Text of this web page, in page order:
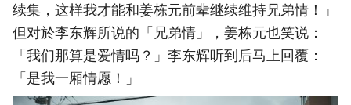
续集，这样我才能和姜栋元前辈继续维持兄弟情！」
但对於李东辉所说的「兄弟情」，姜栋元也笑说：
「我们那算是爱情吗？」李东辉听到后马上回覆：
「是我一厢情愿！」